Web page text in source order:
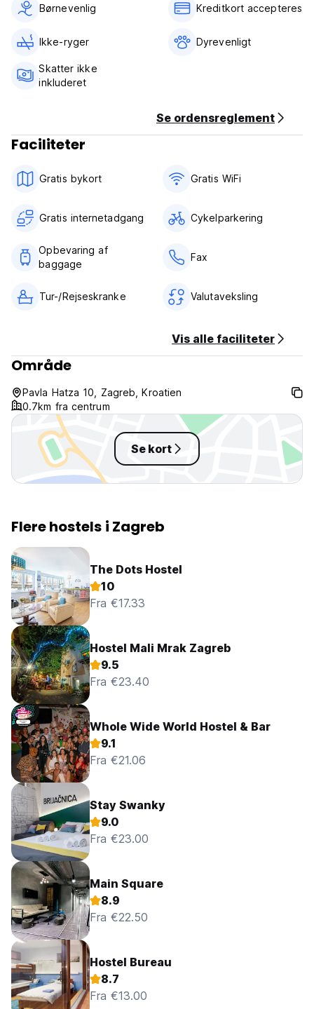
Free internet access is in all rooms and common room.
Børnevenlig Kreditkort accepteres
Ikke-ryger Dyrevenligt
Skatter ikke
inkluderet
Se ordensreglement
Faciliteter
Gratis bykort Gratis WiFi
Gratis internetadgang Cykelparkering
Opbevaring af
baggage
Fax
Tur-/Rejseskranke Valutaveksling
Vis alle faciliteter
Område
Pavla Hatza 10, Zagreb, Kroatien
0.7km fra centrum
Se kort
Flere hostels i Zagreb
The Dots Hostel
10
Fra €17.33
Hostel Mali Mrak Zagreb
9.5
Fra €23.40
Whole Wide World Hostel & Bar
9.1
Fra €21.06
Stay Swanky
9.0
Fra €23.00
Main Square
8.9
Fra €22.50
Hostel Bureau
8.7
Fra €13.00